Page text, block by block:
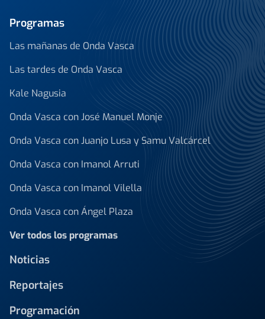
Programas
Las mañanas de Onda Vasca
Las tardes de Onda Vasca
Kale Nagusia
Onda Vasca con José Manuel Monje
Onda Vasca con Juanjo Lusa y Samu Valcárcel
Onda Vasca con Imanol Arruti
Onda Vasca con Imanol Vilella
Onda Vasca con Ángel Plaza
Ver todos los programas
Noticias
Reportajes
Programación